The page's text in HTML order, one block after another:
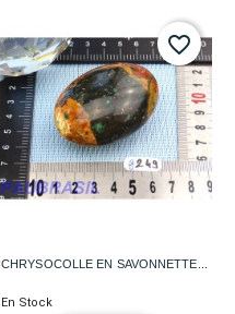
CHRYSOCOLLE EN SAVONNETTE...
En Stock
favorite_border